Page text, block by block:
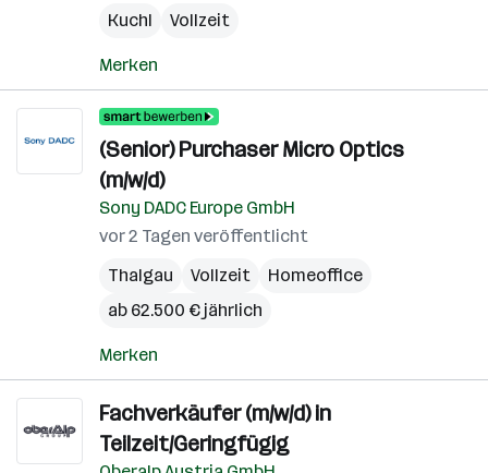
Kuchl Vollzeit
Merken
(Senior) Purchaser Micro Optics
(m/w/d)
Sony DADC Europe GmbH
vor 2 Tagen veröffentlicht
Thalgau
Vollzeit
Homeoffice
ab 62.500 € jährlich
Merken
Fachverkäufer (m/w/d) in
Teilzeit/Geringfügig